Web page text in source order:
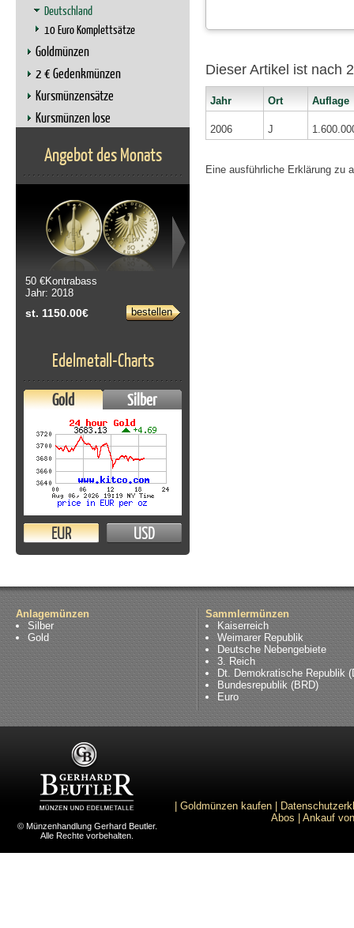
Deutschland
10 Euro Komplettsätze
Goldmünzen
2 € Gedenkmünzen
Kursmünzensätze
Kursmünzen lose
Angebot des Monats
50 €Kontrabass
Jahr: 2018
st. 1150.00€ bestellen
Edelmetall-Charts
Gold Silber
EUR USD
Dieser Artikel ist nach
Jahr Ort Auflage
2006 J
Eine ausführliche Erklärung zu
Anlagemünzen
Silber
Gold
Sammlermünzen
Kaiserreich
Weimarer Republik
Deutsche Nebengebiete
3. Reich
Dt. Demokratische Republik
Bundesrepublik (BRD)
Euro
© Münzenhandlung Gerhard Beutler.
Alle Rechte vorbehalten.
Goldmünzen kaufen
Abos
Ankauf